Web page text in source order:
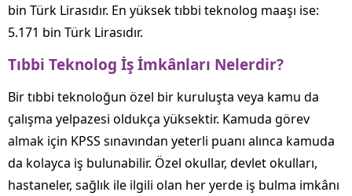
bin Türk Lirasıdır. En yüksek tıbbi teknolog maaşı ise:
5.171 bin Türk Lirasıdır.
Tıbbi Teknolog İş İmkânları Nelerdir?
Bir tıbbi teknoloğun özel bir kuruluşta veya kamu da
çalışma yelpazesi oldukça yüksektir. Kamuda görev
almak için KPSS sınavından yeterli puanı alınca kamuda
da kolayca iş bulunabilir. Özel okullar, devlet okulları,
hastaneler, sağlık ile ilgili olan her yerde iş bulma imkânı